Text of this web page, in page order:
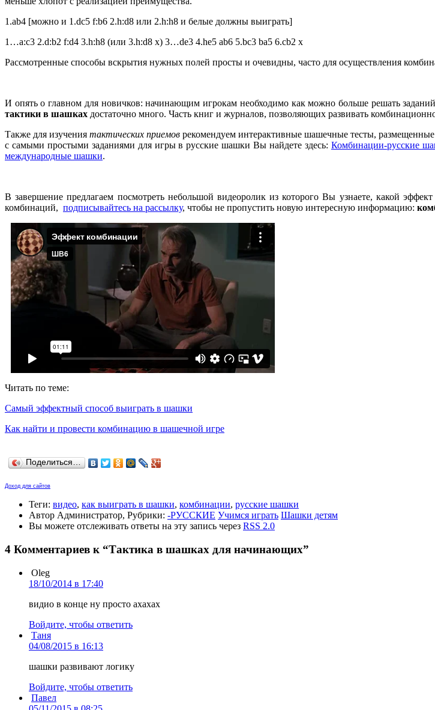
1.ab4 [можно и 1.dc5 f:b6 2.h:d8 или 2.h:h8 и белые должны выиграть]
1…a:c3 2.d:b2 f:d4 3.h:h8 (или 3.h:d8 х) 3…de3 4.he5 ab6 5.bc3 ba5 6.cb2 x
Рассмотренные способы вскрытия нужных полей просты и очевидны, часто для осуществления
И опять о главном для новичков: начинающим игрокам необходимо как можно больше решать
тактики в шашках достаточно много. Часть книг и журналов, позволяющих развивать
Также для изучениятактических приемов рекомендуем интерактивные шашечные тесты,
с самыми простыми заданиями для игры в русские шашки Вы найдете здесь: Комбинации-русские
международные шашки.
В завершение предлагаем посмотреть небольшой видеоролик из которого Вы узнаете, какой
комбинаций, подписывайтесь на рассылку, чтобы не пропустить новую интересную информацию:
Читать по теме:
Самый эффектный способ выиграть в шашки
Как найти и провести комбинацию в шашечной игре
Поделиться…
Доход для сайтов
Теги: видео, как выиграть в шашки, комбинации, русские шашки
Автор Администратор, Рубрики: -РУССКИЕ Учимся играть Шашки детям
Вы можете отслеживать ответы на эту запись через RSS 2.0
4 Комментариев к “Тактика в шашках для начинающих”
Oleg
18/10/2014 в 17:40
видио в конце ну просто ахахах
Войдите, чтобы ответить
Таня
04/08/2015 в 16:13
шашки развивают логику
Войдите, чтобы ответить
Павел